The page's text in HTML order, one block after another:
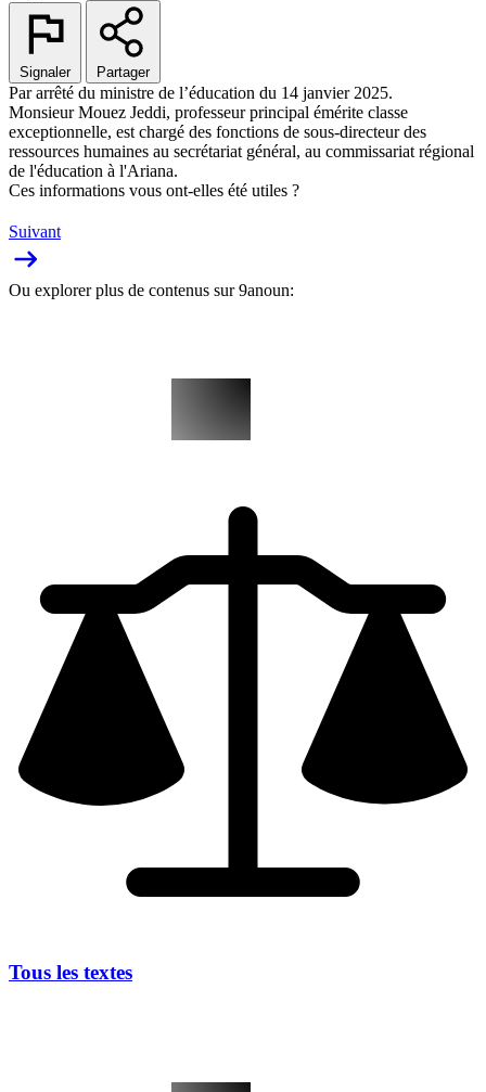
Signaler Partager
Par arrêté du ministre de l’éducation du 14 janvier 2025.
Monsieur Mouez Jeddi, professeur principal émérite classe
exceptionnelle, est chargé des fonctions de sous-directeur des
ressources humaines au secrétariat général, au commissariat régional
de l'éducation à l'Ariana.
Ces informations vous ont-elles été utiles ?
Suivant
Ou explorer plus de contenus sur 9anoun:
Tous les textes